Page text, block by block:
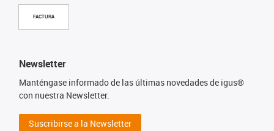
FACTURA
Newsletter
Manténgase informado de las últimas novedades de igus®
con nuestra Newsletter.
Suscribirse a la Newsletter